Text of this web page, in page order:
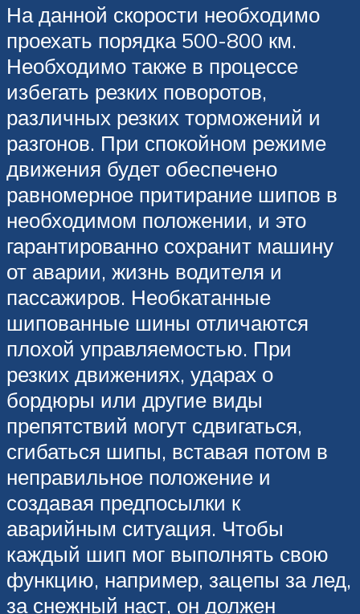
На данной скорости необходимо
проехать порядка 500-800 км.
Необходимо также в процессе
избегать резких поворотов,
различных резких торможений и
разгонов. При спокойном режиме
движения будет обеспечено
равномерное притирание шипов в
необходимом положении, и это
гарантированно сохранит машину
от аварии, жизнь водителя и
пассажиров. Необкатанные
шипованные шины отличаются
плохой управляемостью. При
резких движениях, ударах о
бордюры или другие виды
препятствий могут сдвигаться,
сгибаться шипы, вставая потом в
неправильное положение и
создавая предпосылки к
аварийным ситуация. Чтобы
каждый шип мог выполнять свою
функцию, например, зацепы за лед,
за снежный наст, он должен